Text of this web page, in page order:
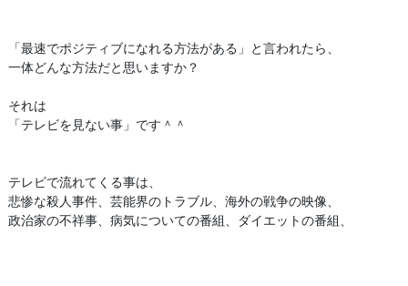
「最速でポジティブになれる方法がある」と言われたら、
一体どんな方法だと思いますか？
それは
「テレビを見ない事」です＾＾
テレビで流れてくる事は、
悲惨な殺人事件、芸能界のトラブル、海外の戦争の映像、
政治家の不祥事、病気についての番組、ダイエットの番組、